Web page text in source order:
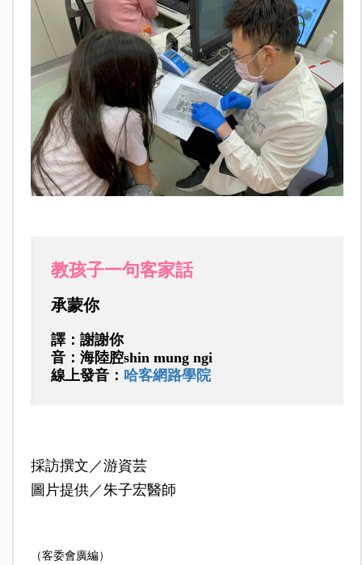
教孩子一句客家話
承蒙你
譯：謝謝你
音：海陸腔shin mung ngi
線上發音： 哈客網路學院
採訪撰文／游資芸
圖片提供／朱子宏醫師
（客委會廣編）